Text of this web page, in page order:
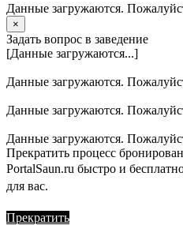
Данные загружаются.
×
Задать вопрос в заведение
[Данные загружаются...]
Данные загружаются.
Данные загружаются.
Данные загружаются.
Прекратить процесс
PortalSaun.ru быстро и
для вас.
Прекратить